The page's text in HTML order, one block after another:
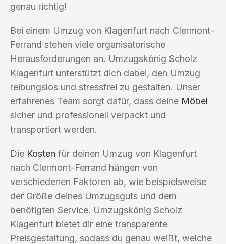
genau richtig!
Bei einem Umzug von Klagenfurt nach Clermont-
Ferrand stehen viele organisatorische
Herausforderungen an. Umzugskönig Scholz
Klagenfurt unterstützt dich dabei, den Umzug
reibungslos und stressfrei zu gestalten. Unser
erfahrenes Team sorgt dafür, dass deine Möbel
sicher und professionell verpackt und
transportiert werden.
Die Kosten für deinen Umzug von Klagenfurt
nach Clermont-Ferrand hängen von
verschiedenen Faktoren ab, wie beispielsweise
der Größe deines Umzugsguts und dem
benötigten Service. Umzugskönig Scholz
Klagenfurt bietet dir eine transparente
Preisgestaltung, sodass du genau weißt, welche